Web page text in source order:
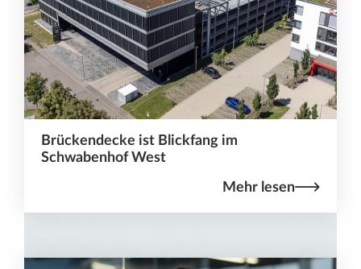
Brückendecke ist Blickfang im
Schwabenhof West
Mehr lesen